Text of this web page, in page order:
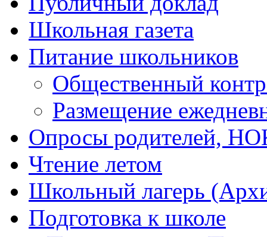
Школьная газета
Питание школьников
Общественный
Размещение
Опросы родителей,
Чтение летом
Школьный лагерь
Подготовка к школе